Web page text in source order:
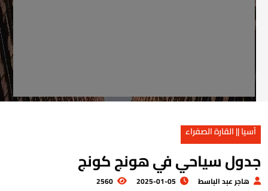
آسيا || القارة الصفراء
سياحي في هونج كونج
هاجر عبد الباسط 2025-01-05
2560